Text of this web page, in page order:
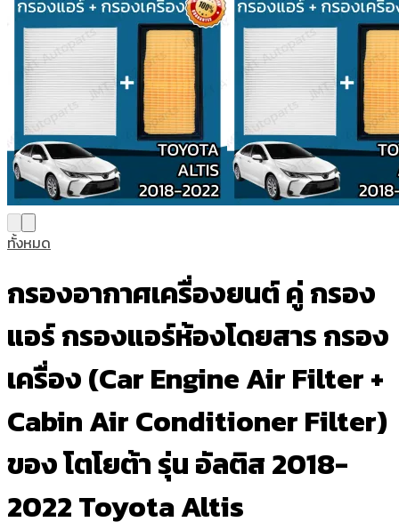
ทั้งหมด
กรองอากาศเครื่องยนต์ คู่ กรอง
แอร์ กรองแอร์ห้องโดยสาร กรอง
เครื่อง (Car Engine Air Filter +
Cabin Air Conditioner Filter)
ของ โตโยต้า รุ่น อัลติส 2018-
2022 Toyota Altis